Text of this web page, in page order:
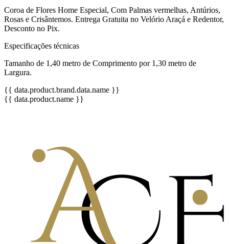
Coroa de Flores Home Especial, Com Palmas vermelhas, Antúrios,
Rosas e Crisântemos. Entrega Gratuita no Velório Araçá e Redentor,
Desconto no Pix.
Especificações técnicas
Tamanho de 1,40 metro de Comprimento por 1,30 metro de
Largura.
{{ data.product.brand.data.name }}
{{ data.product.name }}